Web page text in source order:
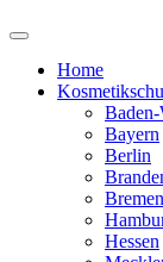
Home
Bayern
Berlin
Bremen
Hessen